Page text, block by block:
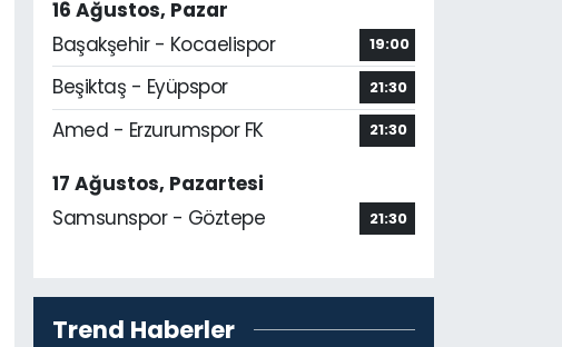
16 Ağustos, Pazar
Başakşehir - Kocaelispor
19:00
Beşiktaş - Eyüpspor 21:30
Amed - Erzurumspor FK 21:30
17 Ağustos, Pazartesi
Samsunspor - Göztepe
21:30
Trend Haberler